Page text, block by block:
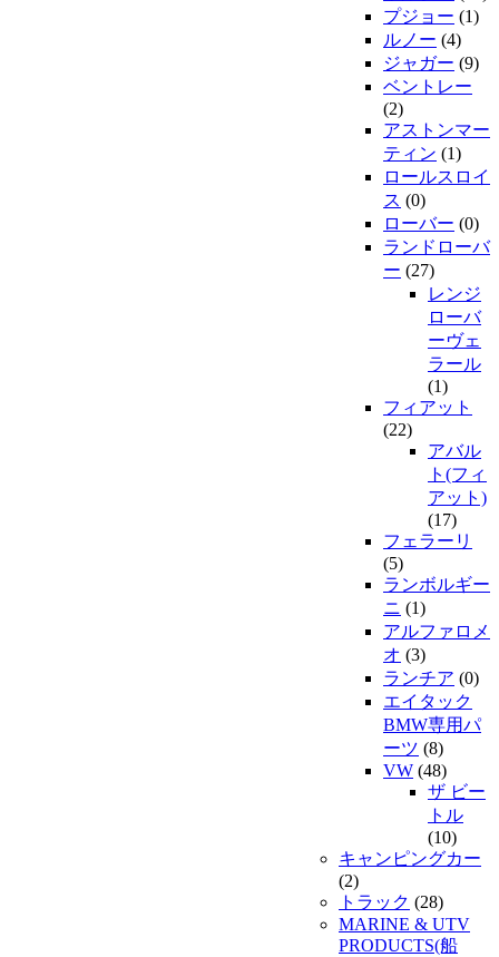
プジョー (1)
ルノー (4)
ジャガー (9)
ベントレー
(2)
アストンマー
ティン (1)
ロールスロイ
ス (0)
ローバー (0)
ランドローバ
ー (27)
レンジ
ローバ
ーヴェ
ラール
(1)
フィアット
(22)
アバル
ト(フィ
アット)
(17)
フェラーリ
(5)
ランボルギー
ニ (1)
アルファロメ
オ (3)
ランチア (0)
エイタック
BMW専用パ
ーツ (8)
VW (48)
ザ ビー
トル
(10)
キャンピングカー
(2)
トラック (28)
MARINE & UTV
PRODUCTS(船